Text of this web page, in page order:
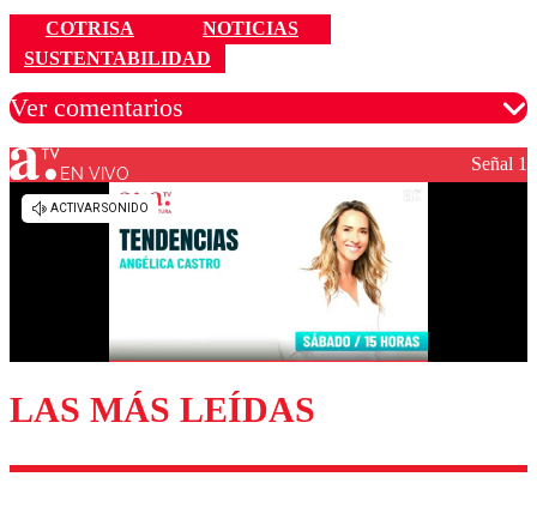
COTRISA
NOTICIAS
SUSTENTABILIDAD
Ver comentarios
Los comentarios son moderados para garantizar un
diálogo respetuoso.
Enviar comentario
EN VIVO Señal 1
LAS MÁS LEÍDAS